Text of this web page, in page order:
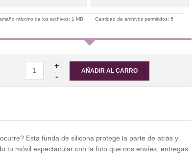
máximo de los archivos: 1 MB Cantidad de archivos permitidos: 5
Esta funda de silicona protege la parte de atrás y
tu móvil espectacular con la foto que nos envíes, entregas